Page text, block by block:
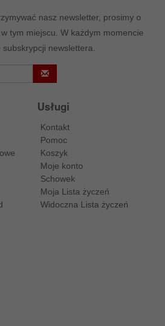
nasz newsletter, prosimy o
tym miejscu. W każdym momencie
newslettera.
Usługi
Kontakt
Pomoc
Koszyk
Moje konto
Schowek
Moja Lista życzeń
Widoczna Lista życzeń